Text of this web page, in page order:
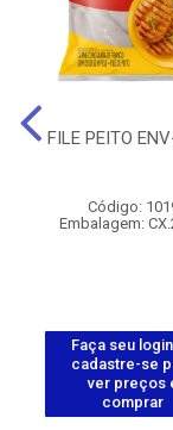
FILE PEITO
Código:
Embalagem:
Faça seu
cadastre-se
ver preços
comprar